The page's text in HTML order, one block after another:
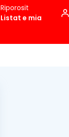
Riporosit
Listat e mia